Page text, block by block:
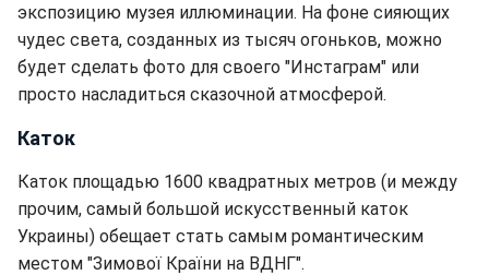
экспозицию музея иллюминации. На фоне сияющих
чудес света, созданных из тысяч огоньков, можно
будет сделать фото для своего "Инстаграм" или
просто насладиться сказочной атмосферой.
Каток
Каток площадью 1600 квадратных метров (и между
прочим, самый большой искусственный каток
Украины) обещает стать самым романтическим
местом "Зимової Країни на ВДНГ".